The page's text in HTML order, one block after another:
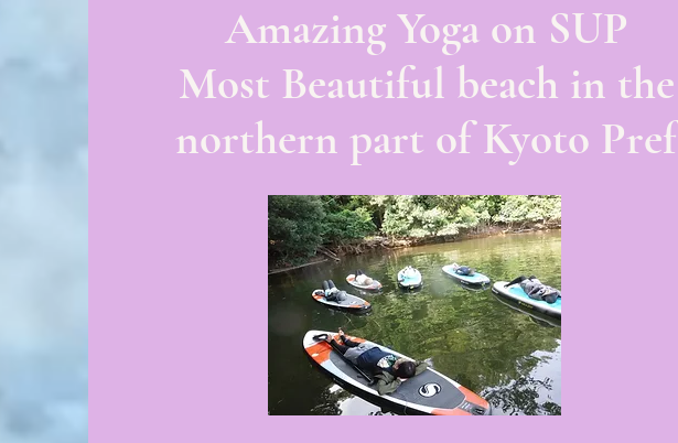
Amazing Yoga on SUP
Most Beautiful beach in the
northern part of Kyoto Pref